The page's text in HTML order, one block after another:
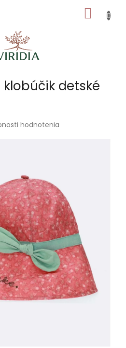
KOŠÍK
klobúčik detské
hodnotenia